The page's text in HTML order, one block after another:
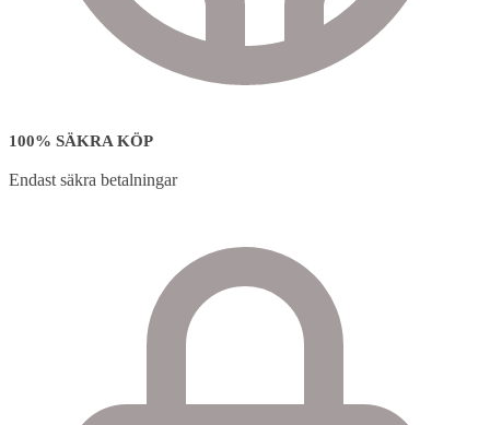
100% SÄKRA KÖP
Endast säkra betalningar